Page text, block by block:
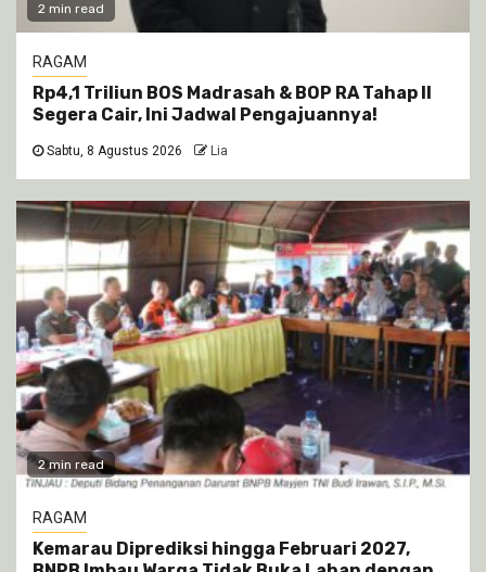
2 min read
RAGAM
Rp4,1 Triliun BOS Madrasah & BOP RA Tahap II
Segera Cair, Ini Jadwal Pengajuannya!
Sabtu, 8 Agustus 2026 Lia
2 min read
RAGAM
Kemarau Diprediksi hingga Februari 2027,